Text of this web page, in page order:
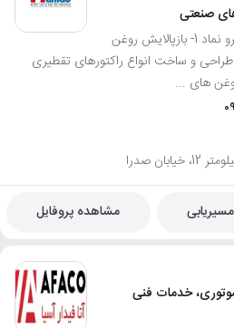
صنعتی
زمینه فعالیت های شرکت نیرو نماد 1- بازپالایش روغن
و ضایعات پالایشگاهی 2- طراحی و ساخت انواع راکتورهای تقطیری
صدرا
مسیریابی مشاهده پروفایل
خدمات فنی